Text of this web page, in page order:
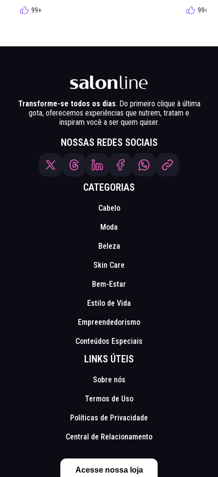
99+ 99+
Transforme-se todos os dias. Do primeiro clique à última
gota, oferecemos experiências que nutrem, tratam e
inspiram você a ser quem quiser.
NOSSAS REDES SOCIAIS
CATEGORIAS
Cabelo
Moda
Beleza
Skin Care
Bem-Estar
Estilo de Vida
Empreendedorismo
Conteúdos Especiais
LINKS ÚTEIS
Sobre nós
Termos de Uso
Políticas de Privacidade
Central de Relacionamento
Acesse nossa loja